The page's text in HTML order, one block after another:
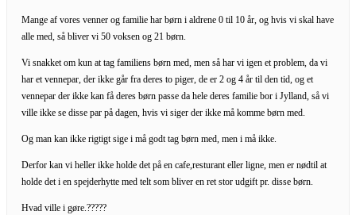
Mange af vores venner og familie har børn i aldrene 0 til 10 år, og hvis vi skal have
alle med, så bliver vi 50 voksen og 21 børn.
Vi snakket om kun at tag familiens børn med, men så har vi igen et problem, da vi
har et vennepar, der ikke går fra deres to piger, de er 2 og 4 år til den tid, og et
vennepar der ikke kan få deres børn passe da hele deres familie bor i Jylland, så vi
ville ikke se disse par på dagen, hvis vi siger der ikke må komme børn med.
Og man kan ikke rigtigt sige i må godt tag børn med, men i må ikke.
Derfor kan vi heller ikke holde det på en cafe,resturant eller ligne, men er nødtil at
holde det i en spejderhytte med telt som bliver en ret stor udgift pr. disse børn.
Hvad ville i gøre.?????